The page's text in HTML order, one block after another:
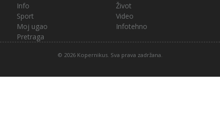
Info
Život
Sport
Video
Moj ugao
Infotehno
Pretraga
© 2026 Kopernikus. Sva prava zadržana.